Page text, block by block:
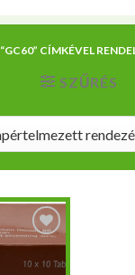
“GC60” CÍMKÉVEL
SZŰRÉS